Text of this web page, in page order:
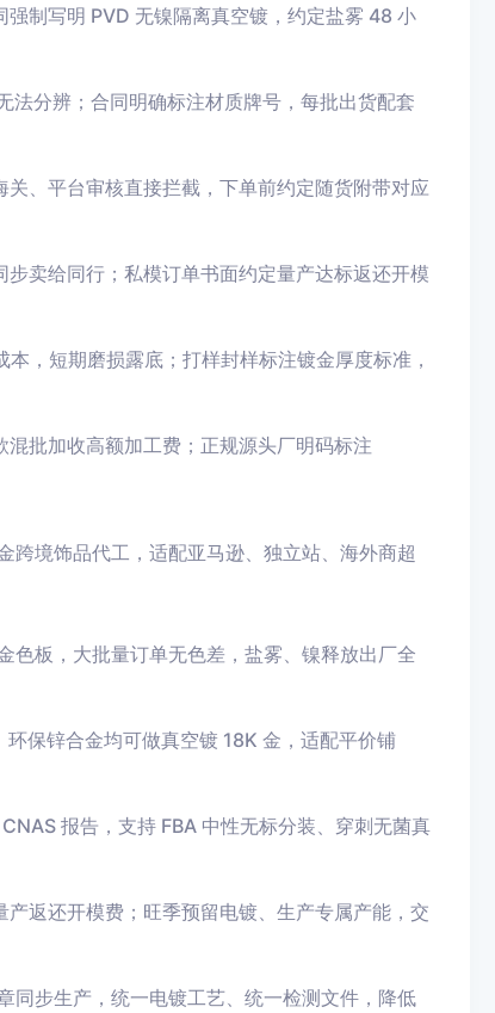
制写明 PVD 无镍隔离真空镀，约定盐雾 48 小
分辨；合同明确标注材质牌号，每批出货配套
、平台审核直接拦截，下单前约定随货附带对应
卖给同行；私模订单书面约定量产达标返还开模
，短期磨损露底；打样封样标注镀金厚度标准，
批加收高额加工费；正规源头厂明码标注
跨境饰品代工，适配亚马逊、独立站、海外商超
色板，大批量订单无色差，盐雾、镍释放出厂全
保锌合金均可做真空镀 18K 金，适配平价铺
报告，支持 FBA 中性无标分装、穿刺无菌真
返还开模费；旺季预留电镀、生产专属产能，交
同步生产，统一电镀工艺、统一检测文件，降低